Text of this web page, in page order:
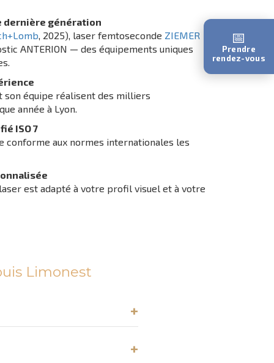
dernière génération
, 2025), laser femtoseconde ZIEMER
ANTERION — des équipements uniques
son équipe réalisent des milliers
année à Lyon.
ISO 7
conforme aux normes internationales les
est adapté à votre profil visuel et à votre
Limonest
📅
Prendre
rendez-vous